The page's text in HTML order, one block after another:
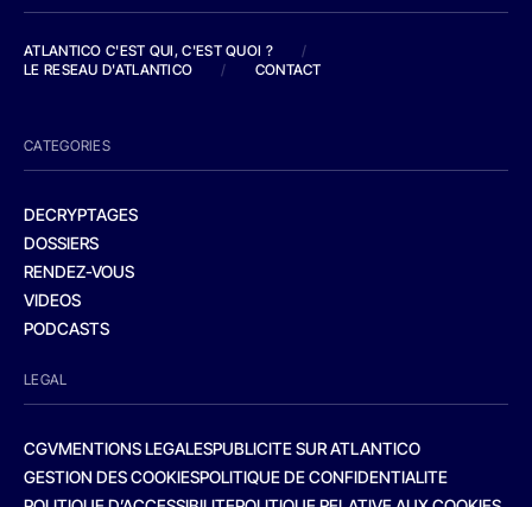
ATLANTICO C'EST QUI, C'EST QUOI ?
/
LE RESEAU D'ATLANTICO
/ CONTACT
CATEGORIES
DECRYPTAGES
DOSSIERS
RENDEZ-VOUS
VIDEOS
PODCASTS
LEGAL
CGVMENTIONS LEGALESPUBLICITE SUR ATLANTICO
GESTION DES COOKIESPOLITIQUE DE CONFIDENTIALITE